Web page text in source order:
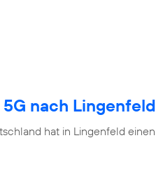
nach Lingenfeld
hat in Lingenfeld einen